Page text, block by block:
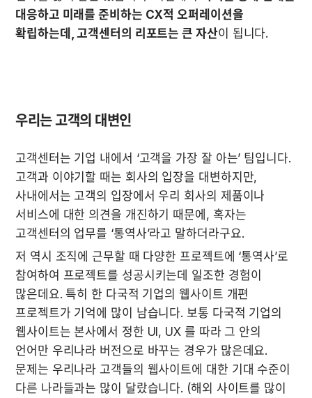
대응하고 미래를 준비하는 CX적 오퍼레이션을
확립하는데, 고객센터의 리포트는 큰 자산
우리는 고객의 대변인
고객센터는 기업 내에서 ‘고객을 가장 잘 아는’ 팀입니다.
고객과 이야기할 때는 회사의 입장을 대변하지만,
사내에서는 고객의 입장에서 우리 회사의 제품이나
서비스에 대한 의견을 개진하기 때문에, 혹자는
고객센터의 업무를 ‘통역사’라고 말하더라구요.
저 역시 조직에 근무할 때 다양한 프로젝트에 ‘통역사’로
참여하여 프로젝트를 성공시키는데 일조한 경험이
많은데요. 특히 한 다국적 기업의 웹사이트 개편
프로젝트가 기억에 많이 남습니다. 보통 다국적 기업의
웹사이트는 본사에서 정한 UI, UX 를 따라 그 안의
언어만 우리나라 버전으로 바꾸는 경우가 많은데요.
문제는 우리나라 고객들의 웹사이트에 대한 기대 수준이
다른 나라들과는 많이 달랐습니다. (해외 사이트를 많이